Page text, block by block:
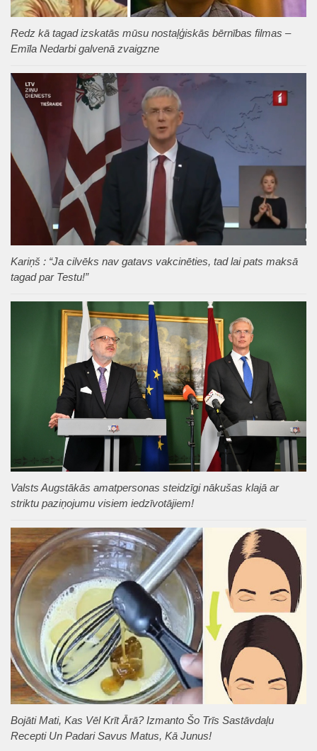
Redz kā tagad izskatās mūsu nostaļģiskās bērnības filmas –
Emīla Nedarbi galvenā zvaigzne
Kariņš : “Ja cilvēks nav gatavs vakcinēties, tad lai pats maksā
tagad par Testu!”
Valsts Augstākās amatpersonas steidzīgi nākušas klajā ar
striktu paziņojumu visiem iedzīvotājiem!
Bojāti Mati, Kas Vēl Krīt Ārā? Izmanto Šo Trīs Sastāvdaļu
Recepti Un Padari Savus Matus, Kā Junus!